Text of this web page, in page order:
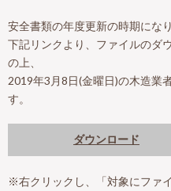
安全書類の年度更新の時期にな
下記リンクより、ファイルのダ
の上、
2019年3月8日(金曜日)の木造業
す。
ダウンロード
※右クリックし、「対象にファ